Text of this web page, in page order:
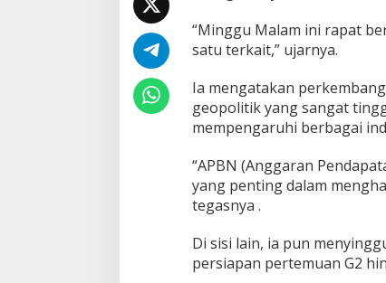
r
a
I
r
a
-
s
r
e
l
k
“Minggu Malam ini rapat
satu terkait,” ujarnya.
Ia mengatakan
geopolitik yang sangat
mempengaruhi berbagai
“APBN (Anggaran
yang penting dalam
tegasnya .
Di sisi lain, ia pun
persiapan pertemuan G2